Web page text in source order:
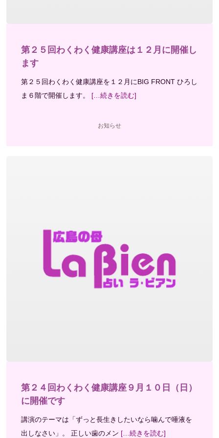
第２５回わくわく健康講座は１２月に開催し
ます
第２５回わくわく健康講座を１２月にBIG FRONT ひろし
ま６階で開催します。
[…続きを読む]
お知らせ
第２４回わくわく健康講座９月１０日（日）
に開催です
講演のテーマは「ずっと長生きしたいなら噛んで唾液を
出しなさい」。 正しい歯のメン […続きを読む]